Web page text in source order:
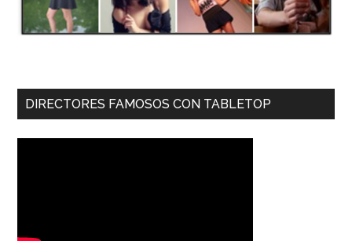
DIRECTORES FAMOSOS CON TABLETOP